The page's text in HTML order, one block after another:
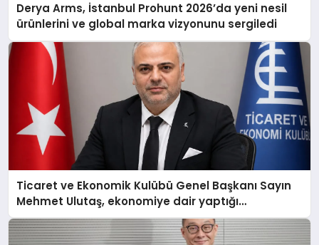
Derya Arms, İstanbul Prohunt 2026’da yeni nesil
ürünlerini ve global marka vizyonunu sergiledi
Ticaret ve Ekonomik Kulübü Genel Başkanı Sayın
Mehmet Ulutaş, ekonomiye dair yaptığı
açıklamada şunları kaydetti: